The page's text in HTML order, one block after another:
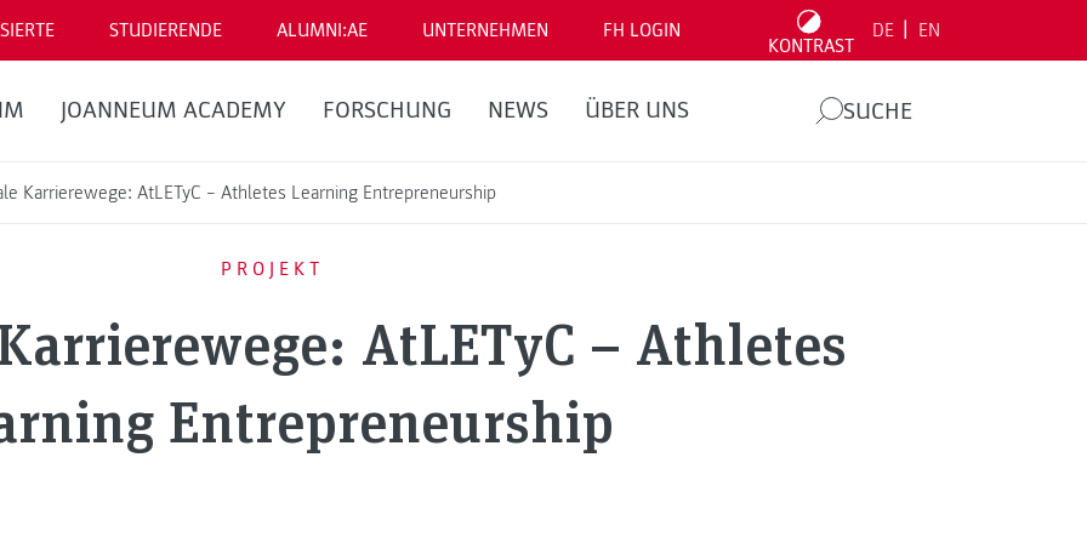
STUDIERENDE ALUMNI:AE UNTERNEHMEN FH LOGIN
KONTRAST
DE EN
JOANNEUM ACADEMY FORSCHUNG NEWS ÜBER UNS SUCHE
Karrierewege: AtLETyC – Athletes Learning Entrepreneurship
PROJEKT
AtLETyC – Athletes
Entrepreneurship